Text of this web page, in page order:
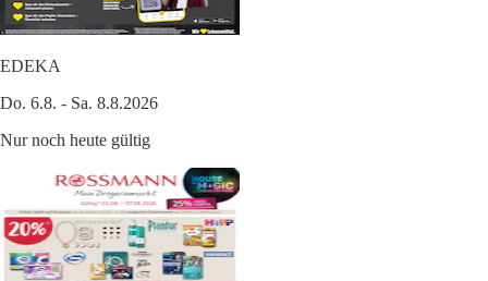
EDEKA
Do. 6.8. - Sa. 8.8.2026
Nur noch heute gültig